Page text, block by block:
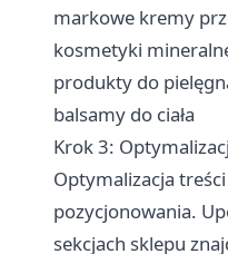
markowe kremy
kosmetyki
produkty do
balsamy do ciała
Krok 3:
Optymalizacja
pozycjonowania.
sekcjach sklepu